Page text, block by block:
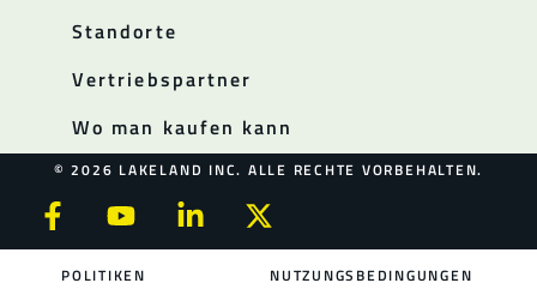
Standorte
Vertriebspartner
Wo man kaufen kann
© 2026 LAKELAND INC. ALLE RECHTE VORBEHALTEN.
POLITIKEN NUTZUNGSBEDINGUNGEN